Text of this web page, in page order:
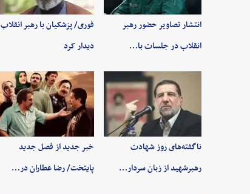
انتشار تصاویر حضور رهبر
انقلاب در جلسات با…
فوری/ پزشکیان با رهبر انقلاب
دیدار کرد
ناگفته‌های روز شهادت
رهبرشهید از زبان سردار…
خبر جدید از فصل جدید
پایتخت/ رضا عطاران در…